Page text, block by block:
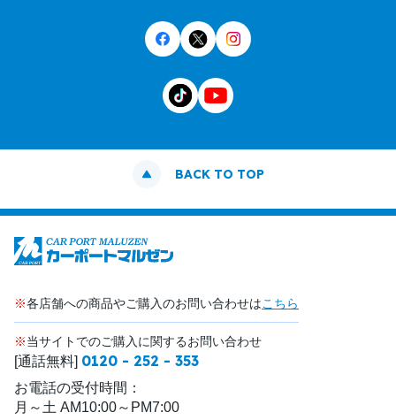
BACK TO TOP
※各店舗への商品やご購入のお問い合わせはこちら
※当サイトでのご購入に関するお問い合わせ
[通話無料] 0120 - 252 - 353
お電話の受付時間：
月～土 AM10:00～PM7:00